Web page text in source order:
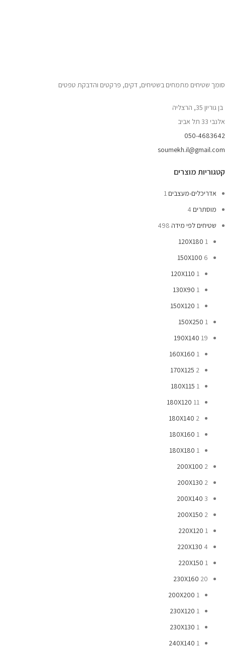
סומך שטיחים מתמחים בשטיחים, דקים, פרקטים והדבקת טפטים
בן גוריון 35, הרצליה
אלנבי 33 תל אביב
050-4683642
soumekh.il@gmail.com
קטגוריות מוצרים
אדריכלים-מעצבים1
מוסתרים 4
שטיחים לפי מידה 498
120X180 1
150X100 6
120X110 1
130X90 1
150X120 1
150X250 1
190X140 19
160X160 1
170X125 2
180X115 1
180X120 11
180X140 2
180X160 1
180X180 1
200X100 2
200X130 2
200X140 3
200X150 2
220X120 1
220X130 4
220X150 1
230X160 20
200X200 1
230X120 1
230X130 1
240X140 1